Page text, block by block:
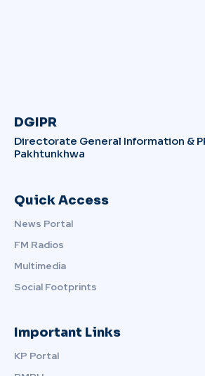
DGIPR
Directorate General Information &
Pakhtunkhwa
Quick Access
News Portal
FM Radios
Multimedia
Social Footprints
Important Links
KP Portal